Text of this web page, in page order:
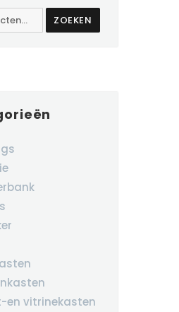
ZOEKEN
en vitrinekasten